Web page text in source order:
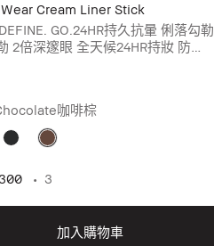
Cream Liner Stick
GO.24HR持久抗暈 俐落勾勒
2倍深邃眼 全天候24HR持妝 防
咖啡棕
3
加入購物車